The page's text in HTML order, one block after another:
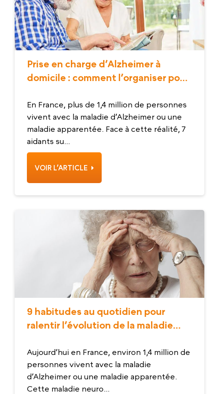
Prise en charge d’Alzheimer à
domicile : comment l’organiser pour
En France, plus de 1,4 million de personnes
vivent avec la maladie d’Alzheimer ou une
maladie apparentée. Face à cette réalité, 7
aidants su...
VOIR L’ARTICLE
9 habitudes au quotidien pour
ralentir l’évolution de la maladie
Aujourd’hui en France, environ 1,4 million de
personnes vivent avec la maladie
d’Alzheimer ou une maladie apparentée.
Cette maladie neuro...